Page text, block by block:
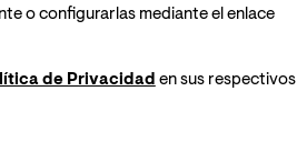
mirada fija
o configurarlas mediante el enlace
de Privacidad en sus respectivos